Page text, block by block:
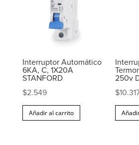
Interruptor Automático
6KA, C, 1X20A
STANFORD
$2.549
Añadir al carrito
250v
$